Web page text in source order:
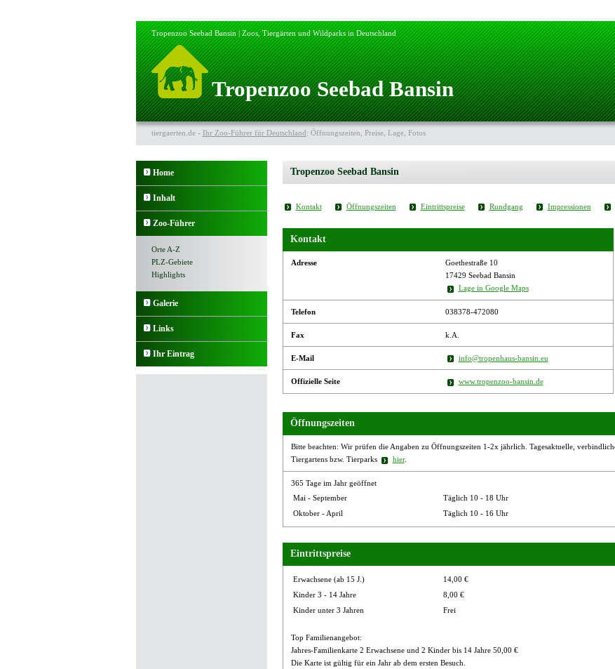
Tropenzoo Seebad Bansin | Zoos, Tiergärten und Wildparks in Deutschland
Tropenzoo Seebad Bansin
tiergaerten.de - Ihr Zoo-Führer für Deutschland: Öffnungszeiten, Preise, Lage, Fotos
Home
Inhalt
Zoo-Führer
Orte A-Z
PLZ-Gebiete
Highlights
Galerie
Links
Ihr Eintrag
Tropenzoo Seebad Bansin
Kontakt Öffnungszeiten Eintrittspreise Rundgang Impressionen
Kontakt
Adresse
Goethestraße 10
17429 Seebad Bansin
Lage in Google Maps
Telefon 038378-472080
Fax k.A.
E-Mail info@tropenhaus-bansin.eu
Offizielle Seite www.tropenzoo-bansin.de
Öffnungszeiten
Bitte beachten: Wir prüfen die Angaben zu Öffnungszeiten 1-2x jährlich. Tagesaktuelle,
Tiergartens bzw. Tierparks
hier.
365 Tage im Jahr geöffnet
Mai - September
Täglich 10 - 18 Uhr
Oktober - April
Täglich 10 - 16 Uhr
Eintrittspreise
Erwachsene (ab 15 J.)
14,00 €
Kinder 3 - 14 Jahre
8,00 €
Kinder unter 3 Jahren
Frei
Top Familienangebot:
Jahres-Familienkarte 2 Erwachsene und 2 Kinder bis 14 Jahre 50,00 €
Die Karte ist gültig für ein Jahr ab dem ersten Besuch.